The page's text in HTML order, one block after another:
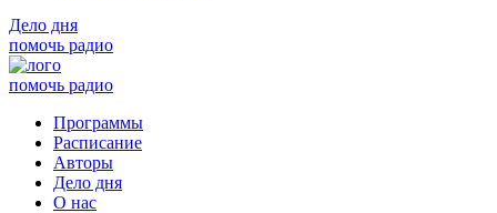
Дело дня
помочь радио
помочь радио
Программы
Расписание
Авторы
Дело дня
О нас